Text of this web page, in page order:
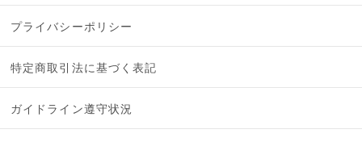
プライバシーポリシー
特定商取引法に基づく表記
ガイドライン遵守状況